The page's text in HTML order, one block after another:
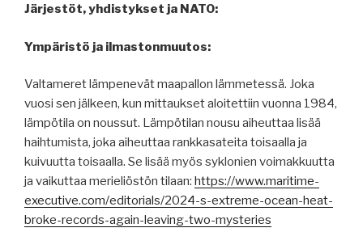
Järjestöt, yhdistykset ja NATO:
Ympäristö ja ilmastonmuutos:
Valtameret lämpenevät maapallon lämmetessä. Joka
vuosi sen jälkeen, kun mittaukset aloitettiin vuonna 1984,
lämpötila on noussut. Lämpötilan nousu aiheuttaa lisää
haihtumista, joka aiheuttaa rankkasateita toisaalla ja
kuivuutta toisaalla. Se lisää myös syklonien voimakkuutta
ja vaikuttaa merieliöstön tilaan: https://www.maritime-
executive.com/editorials/2024-s-extreme-ocean-heat-
broke-records-again-leaving-two-mysteries